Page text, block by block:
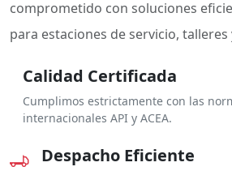
comprometido con soluciones
para estaciones de servicio, talleres
Calidad Certificada
Cumplimos estrictamente con las
internacionales API y ACEA.
Despacho Eficiente